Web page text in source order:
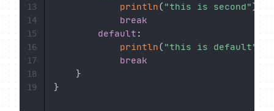
println( "this is second")
break
default :
println( "this is default"
break
}
}
13
14
15
16
17
18
19